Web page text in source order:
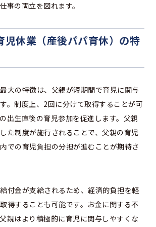
事の両立を図れます。
児休業（産後パパ育休）の特
大の特徴は、父親が短期間で育児に関与
。制度上、2回に分けて取得することが可
出生直後の育児参加を促進します。父親
た制度が施行されることで、父親の育児
での育児負担の分担が進むことが期待さ
付金が支給されるため、経済的負担を軽
得することも可能です。お金に関する不
親はより積極的に育児に関与しやすくな